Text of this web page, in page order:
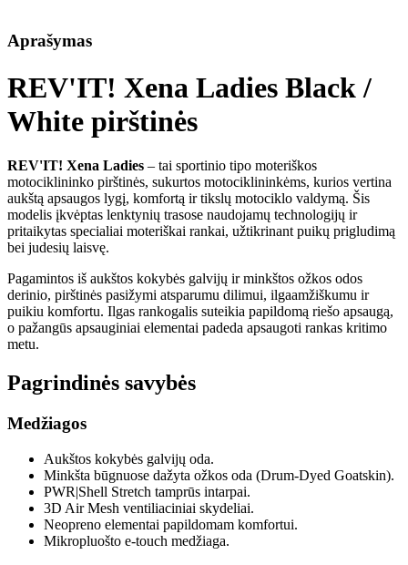
Aprašymas
REV'IT! Xena Ladies Black /
White pirštinės
REV'IT! Xena Ladies – tai sportinio tipo moteriškos
motociklininko pirštinės, sukurtos motociklininkėms, kurios vertina
aukštą apsaugos lygį, komfortą ir tikslų motociklo valdymą. Šis
modelis įkvėptas lenktynių trasose naudojamų technologijų ir
pritaikytas specialiai moteriškai rankai, užtikrinant puikų prigludimą
bei judesių laisvę.
Pagamintos iš aukštos kokybės galvijų ir minkštos ožkos odos
derinio, pirštinės pasižymi atsparumu dilimui, ilgaamžiškumu ir
puikiu komfortu. Ilgas rankogalis suteikia papildomą riešo apsaugą,
o pažangūs apsauginiai elementai padeda apsaugoti rankas kritimo
metu.
Pagrindinės savybės
Medžiagos
Aukštos kokybės galvijų oda.
Minkšta būgnuose dažyta ožkos oda (Drum-Dyed Goatskin).
PWR|Shell Stretch tamprūs intarpai.
3D Air Mesh ventiliaciniai skydeliai.
Neopreno elementai papildomam komfortui.
Mikropluošto e-touch medžiaga.